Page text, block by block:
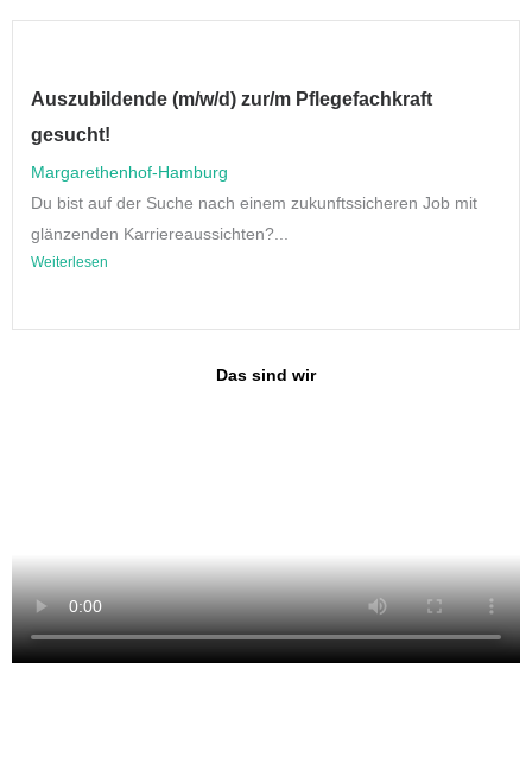
Auszubildende (m/w/d) zur/m Pflegefachkraft
gesucht!
Margarethenhof-Hamburg
Du bist auf der Suche nach einem zukunftssicheren Job mit
glänzenden Karriereaussichten?...
Weiterlesen
Das sind wir